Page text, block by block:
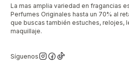
La mas amplia variedad en fragancias
Perfumes Originales hasta un 70% al
que buscas también estuches, relojes,
maquillaje.
Síguenos